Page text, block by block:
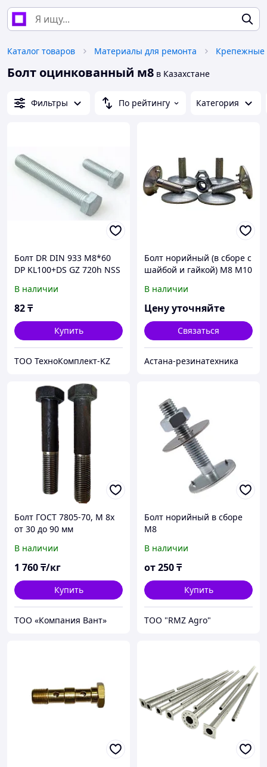
Каталог товаров Материалы для ремонта Крепежные
Болт оцинкованный м8 в Казахстане
Фильтры По рейтингу Категория
Болт DR DIN 933 М8*60
DP KL100+DS GZ 720h NSS
В наличии
82₸
Купить
ТОО ТехноКомплект-KZ
Болт норийный (в сборе с
шайбой и гайкой) М8 М10
В наличии
Цену уточняйте
Связаться
Астана-резинатехника
Болт ГОСТ 7805-70, М 8х
от 30 до 90 мм
В наличии
1 760₸/кг
Купить
ТОО «Компания Вант»
Болт норийный в сборе
М8
В наличии
от250₸
Купить
ТОО "RMZ Agro"